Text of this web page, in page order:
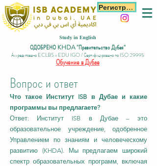
Регистрация
Study in English
ОДОБРЕНО KHDA "Правительство Дубая"
Аккредитовано ECLBS и EDU IGO / Сертифицировано по ISO 29995
Обучение в Дубае
Вопрос и ответ
Что такое Институт ISB в Дубае и какие
программы вы предлагаете?
Ответ: Институт ISB в Дубае – это
образовательное учреждение, одобренное
Управлением по знаниям и человеческому
развитию (KHDA). Мы предлагаем широкий
спектр образовательных программ, включая